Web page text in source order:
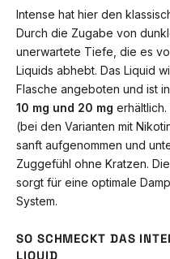
Intense hat hier den
Durch die Zugabe von
unerwartete Tiefe, die es
Liquids abhebt. Das Liquid
Flasche angeboten und ist
10 mg und 20 mg
(bei den Varianten mit
sanft aufgenommen und
Zuggefühl ohne Kratzen.
sorgt für eine optimale
System.
SO SCHMECKT DAS
LIQUID